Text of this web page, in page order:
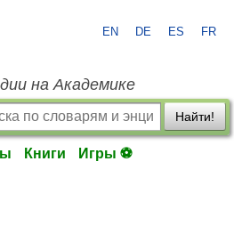
EN DE ES FR
на Академике
Найти!
Книги Игры ⚽